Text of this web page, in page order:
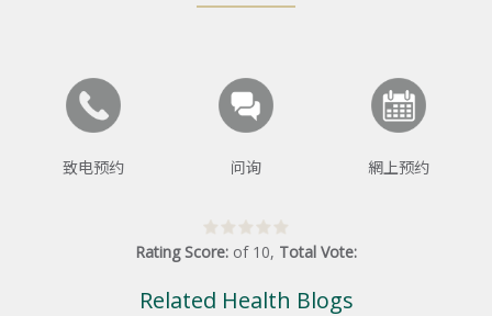
致电预约 问询 網上预约
Rating Score: of 10, Total Vote:
Related Health Blogs